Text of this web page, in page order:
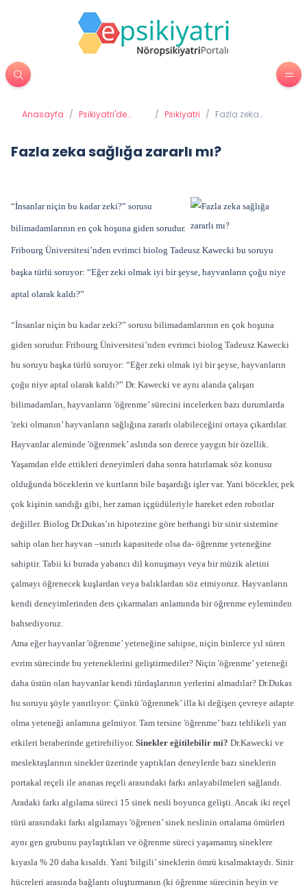
Anasayfa / Psikiyatri'de
/ Psikiyatri / Fazla zeka
Fazla zeka sağlığa zararlı mı?
“İnsanlar niçin bu kadar zeki?” sorusu
bilimadamlarının en çok hoşuna giden sorudur.
Fribourg Üniversitesi’nden evrimci biolog Tadeusz Kawecki bu soruyu
başka türlü soruyor: “Eğer zeki olmak iyi bir şeyse, hayvanların çoğu niye
aptal olarak kaldı?”
“İnsanlar niçin bu kadar zeki?” sorusu bilimadamlarının en çok hoşuna
giden sorudur. Fribourg Üniversitesi’nden evrimci biolog Tadeusz Kawecki
bu soruyu başka türlü soruyor: “Eğer zeki olmak iyi bir şeyse, hayvanların
çoğu niye aptal olarak kaldı?” Dr. Kawecki ve aynı alanda çalışan
bilimadamları, hayvanların 'öğrenme’ sürecini incelerken bazı durumlarda
'zeki olmanın’ hayvanların sağlığına zararlı olabileceğini ortaya çıkardılar.
Hayvanlar aleminde 'öğrenmek’ aslında son derece yaygın bir özellik.
Yaşamdan elde ettikleri deneyimleri daha sonra hatırlamak söz konusu
olduğunda böceklerin ve kurtların bile başardığı işler var. Yani böcekler, pek
çok kişinin sandığı gibi, her zaman içgüdüleriyle hareket eden robotlar
değiller. Biolog Dr.Dukas’ın hipotezine göre herhangi bir sinir sistemine
sahip olan her hayvan –sınırlı kapasitede olsa da- öğrenme yeteneğine
sahiptir. Tabii ki burada yabancı dil konuşmayı veya bir müzik aletini
çalmayı öğrenecek kuşlardan veya balıklardan söz etmiyoruz. Hayvanların
kendi deneyimlerinden ders çıkarmaları anlamında bir öğrenme eyleminden
bahsediyoruz.
Ama eğer hayvanlar 'öğrenme’ yeteneğine sahipse, niçin binlerce yıl süren
evrim sürecinde bu yeteneklerini geliştirmediler? Niçin 'öğrenme’ yeteneği
daha üstün olan hayvanlar kendi türdaşlarının yerlerini almadılar? Dr.Dukas
bu soruyu şöyle yanıtlıyor: Çünkü 'öğrenmek’ illa ki değişen çevreye adapte
olma yeteneği anlamına gelmiyor. Tam tersine 'öğrenme’ bazı tehlikeli yan
etkileri beraberinde getirebiliyor. Sinekler eğitilebilir mi? Dr.Kawecki ve
meslektaşlarının sinekler üzerinde yaptıkları deneylerde bazı sineklerin
portakal reçeli ile ananas reçeli arasındaki farkı anlayabilmeleri sağlandı.
Aradaki farkı algılama süreci 15 sinek nesli boyunca gelişti. Ancak iki reçel
türü arasındaki farkı algılamayı 'öğrenen’ sinek neslinin ortalama ömürleri
aynı gen grubunu paylaştıkları ve öğrenme süreci yaşamamış sineklere
kıyasla % 20 daha kısaldı. Yani 'bilgili’ sineklerin ömrü kısalmaktaydı. Sinir
hücreleri arasında bağlantı oluşturmanın (ki öğrenme sürecinin beyin ve